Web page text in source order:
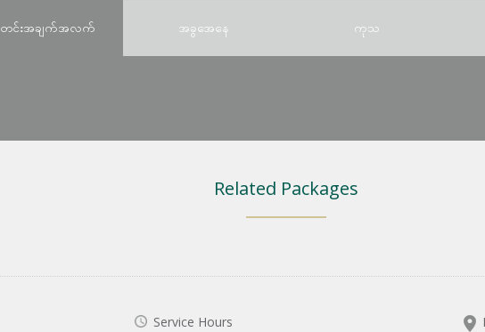
င်းအချက်အလက် အခွအေနေ ကုသ
Related Packages
Service Hours